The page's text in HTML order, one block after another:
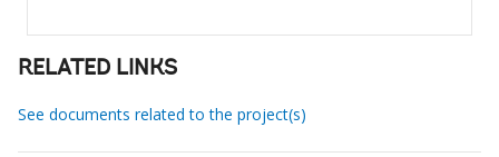
RELATED LINKS
See documents related to the project(s)